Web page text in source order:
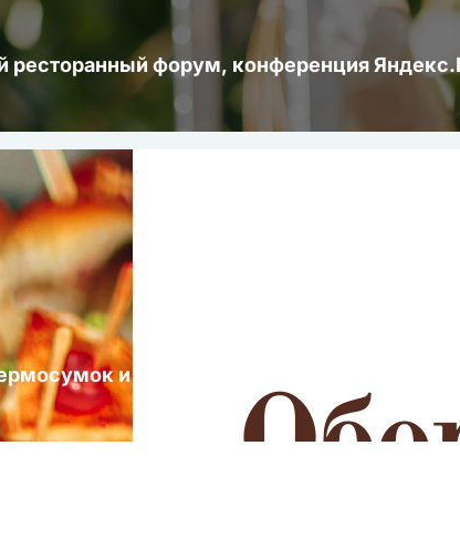
ресторанный форум, конференция
и посуды для выездных